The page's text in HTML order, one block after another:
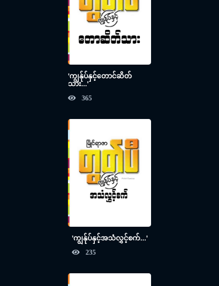
'ကျွန်ုပ်နှင့်တောင်ဆိတ်
သား...'
365
'ကျွန်ုပ်နှင့်အသံလွှင့်စက်...'
235